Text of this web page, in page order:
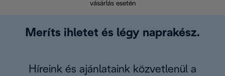
vásárlás esetén
Meríts ihletet és légy naprakész.
Híreink és ajánlataink közvetlenül a